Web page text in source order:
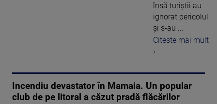
însă turiştii au
ignorat pericolul
şi s-au ...
Citeste mai mult
›
Incendiu devastator în Mamaia. Un popular
club de pe litoral a căzut pradă flăcărilor